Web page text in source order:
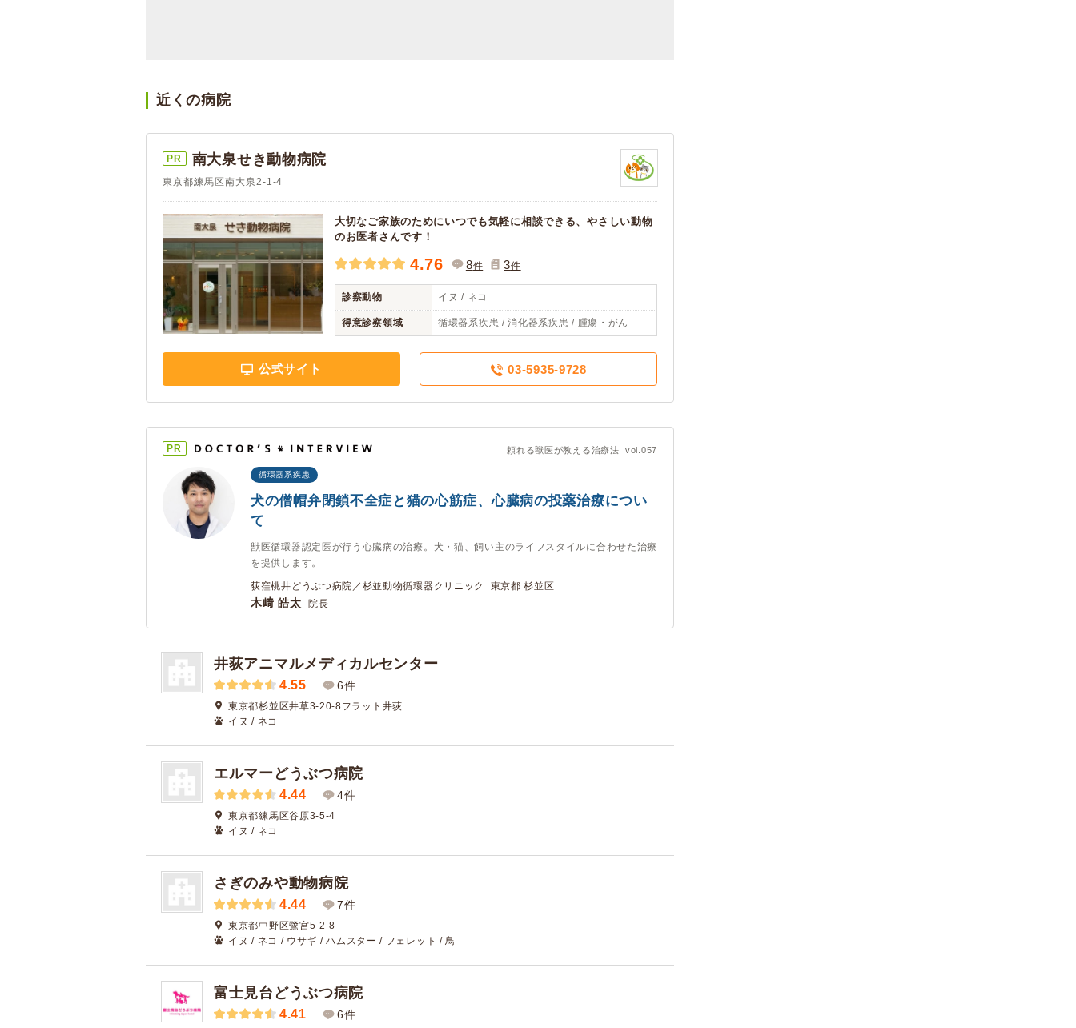
近くの病院
PR 南大泉せき動物病院
東京都練馬区南大泉2-1-4
大切なご家族のためにいつでも気軽に相談できる、やさしい動物
のお医者さんです！
4.76 8件 3件
診察動物 イヌ / ネコ
得意診察領域 循環器系疾患 / 消化器系疾患 / 腫瘍・がん
公式サイト 03-5935-9728
PR 頼れる獣医が教える治療法 vol.057
循環器系疾患
犬の僧帽弁閉鎖不全症と猫の心筋症、心臓病の投薬治療につい
て
獣医循環器認定医が行う心臓病の治療。犬・猫、飼い主のライフスタイルに合わせた治療
を提供します。
荻窪桃井どうぶつ病院／杉並動物循環器クリニック 東京都 杉並区
木﨑 皓太 院長
井荻アニマルメディカルセンター
4.55 6件
東京都杉並区井草3-20-8フラット井荻
イヌ / ネコ
エルマーどうぶつ病院
4.44 4件
東京都練馬区谷原3-5-4
イヌ / ネコ
さぎのみや動物病院
4.44 7件
東京都中野区鷺宮5-2-8
イヌ / ネコ / ウサギ / ハムスター / フェレット / 鳥
富士見台どうぶつ病院
4.41 6件